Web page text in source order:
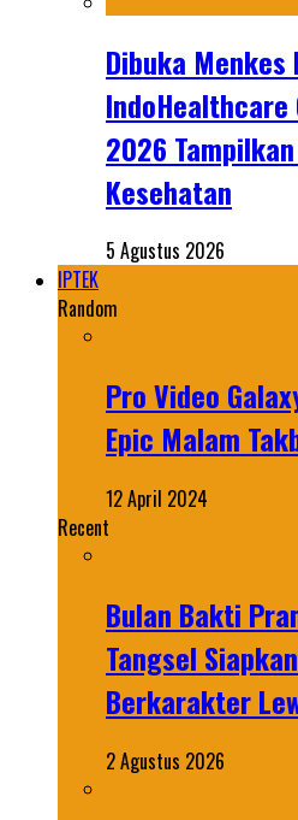
Dibuka Menkes
IndoHealthcare
2026
Kesehatan
5 Agustus 2026
IPTEK
Random
Pro Video
Epic Malam
12 April 2024
Recent
Bulan Bakti
Tangsel
Berkarakter
2 Agustus 2026